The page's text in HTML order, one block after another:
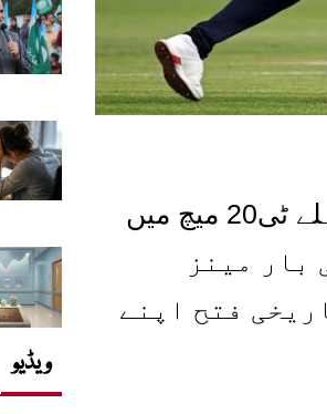
ٹی20 میچ میں
بار مینز
فتح اپنے
ویڈیو